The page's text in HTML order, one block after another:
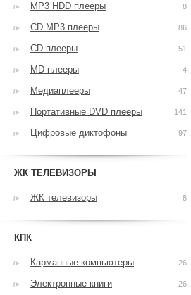
MP3 HDD плееры 8
CD MP3 плееры 86
CD плееры 51
MD плееры 4
Медиаплееры 47
Портативные DVD плееры 141
Цифровые диктофоны 97
ЖК ТЕЛЕВИЗОРЫ
ЖК телевизоры 8
КПК
Карманные компьютеры 26
Электронные книги 26